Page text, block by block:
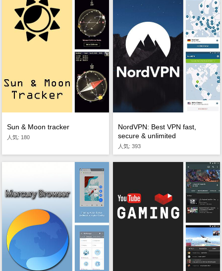
Sun & Moon tracker
人気: 180
NordVPN: Best VPN fast,
secure & unlimited
人気: 393